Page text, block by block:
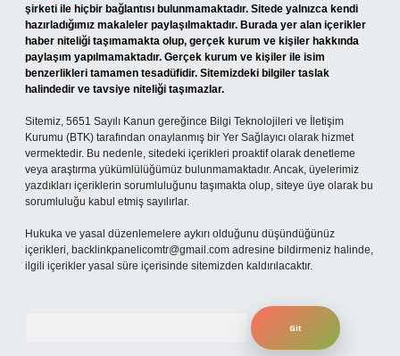
şirketi ile hiçbir bağlantısı bulunmamaktadır. Sitede yalnızca kendi
hazırladığımız makaleler paylaşılmaktadır. Burada yer alan içerikler
haber niteliği taşımamakta olup, gerçek kurum ve kişiler hakkında
paylaşım yapılmamaktadır. Gerçek kurum ve kişiler ile isim
benzerlikleri tamamen tesadüfidir. Sitemizdeki bilgiler taslak
halindedir ve tavsiye niteliği taşımazlar.
Sitemiz, 5651 Sayılı Kanun gereğince Bilgi Teknolojileri ve İletişim
Kurumu (BTK) tarafından onaylanmış bir Yer Sağlayıcı olarak hizmet
vermektedir. Bu nedenle, sitedeki içerikleri proaktif olarak denetleme
veya araştırma yükümlülüğümüz bulunmamaktadır. Ancak, üyelerimiz
yazdıkları içeriklerin sorumluluğunu taşımakta olup, siteye üye olarak bu
sorumluluğu kabul etmiş sayılırlar.
Hukuka ve yasal düzenlemelere aykırı olduğunu düşündüğünüz
içerikleri, backlinkpanelicomtr@gmail.com adresine bildirmeniz halinde,
ilgili içerikler yasal süre içerisinde sitemizden kaldırılacaktır.